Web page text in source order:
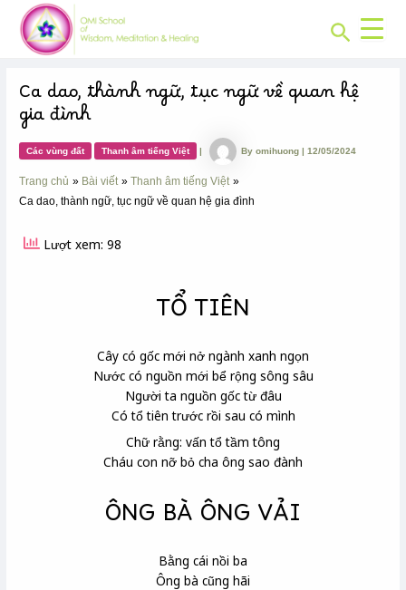
content
Search
Ca dao, thành ngữ, tục ngữ về quan hệ
gia đình
Các vùng đất Thanh âm tiếng Việt | Byomihuong|12/05/2024
Trang chủ Bài viết
Thanh âm tiếng Việt
Ca dao, thành ngữ, tục ngữ về quan hệ gia đình
Lượt xem: 98
TỔ TIÊN
Cây có gốc mới nở ngành xanh ngọn
Nước có nguồn mới bể rộng sông sâu
Người ta nguồn gốc từ đâu
Có tổ tiên trước rồi sau có mình
Chữ rằng: vấn tổ tầm tông
Cháu con nỡ bỏ cha ông sao đành
ÔNG BÀ ÔNG VẢI
Bằng cái nồi ba
Ông bà cũng hãi
Post
navigation
CHUYÊN
MỤC: